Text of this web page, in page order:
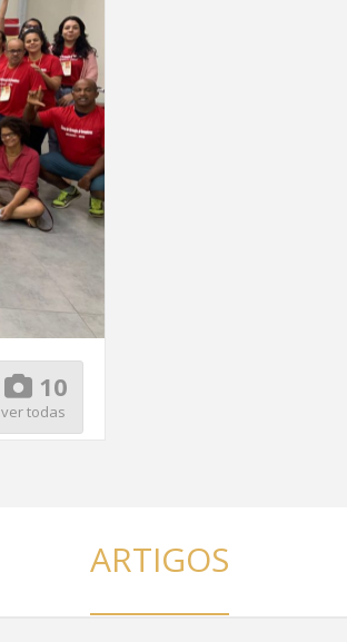
10
ver todas
ARTIGOS